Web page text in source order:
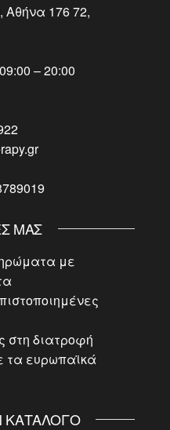
176 72,
– 20:00
ΜΑΣ
με
στη διατροφή
ευρωπαϊκά
ΚΑΤΆΛΟΓΟ